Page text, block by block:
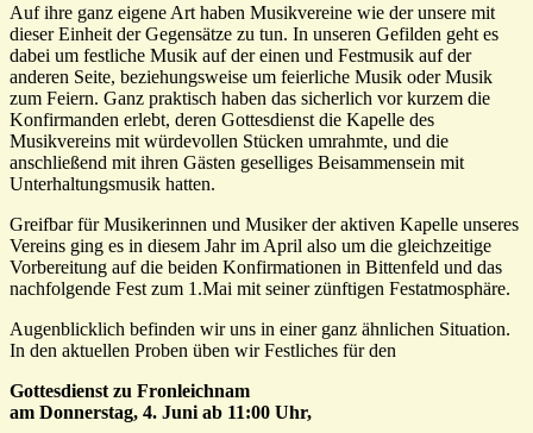
Auf ihre ganz eigene Art haben Musikvereine wie der unsere mit
dieser Einheit der Gegensätze zu tun. In unseren Gefilden geht es
dabei um festliche Musik auf der einen und Festmusik auf der
anderen Seite, beziehungsweise um feierliche Musik oder Musik
zum Feiern. Ganz praktisch haben das sicherlich vor kurzem die
Konfirmanden erlebt, deren Gottesdienst die Kapelle des
Musikvereins mit würdevollen Stücken umrahmte, und die
anschließend mit ihren Gästen geselliges Beisammensein mit
Unterhaltungsmusik hatten.
Greifbar für Musikerinnen und Musiker der aktiven Kapelle unseres
Vereins ging es in diesem Jahr im April also um die gleichzeitige
Vorbereitung auf die beiden Konfirmationen in Bittenfeld und das
nachfolgende Fest zum 1.Mai mit seiner zünftigen Festatmosphäre.
Augenblicklich befinden wir uns in einer ganz ähnlichen Situation.
In den aktuellen Proben üben wir Festliches für den
Gottesdienst zu Fronleichnam
am Donnerstag, 4. Juni ab 11:00 Uhr,